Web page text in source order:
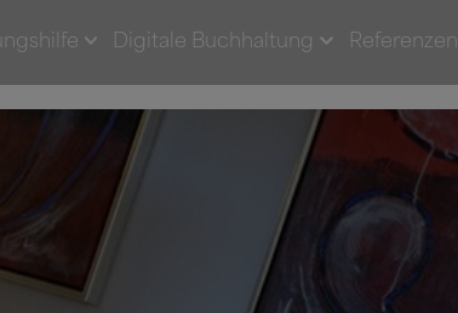
Digitale Buchhaltung Referenzen